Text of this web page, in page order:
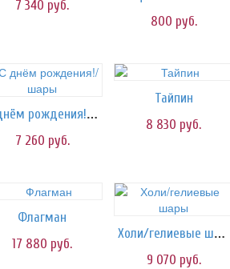
7 340 руб.
800 руб.
С днём рождения!/шары
7 260 руб.
Тайпин
8 830 руб.
Флагман
17 880 руб.
Холи/гелиевые шары
9 070 руб.